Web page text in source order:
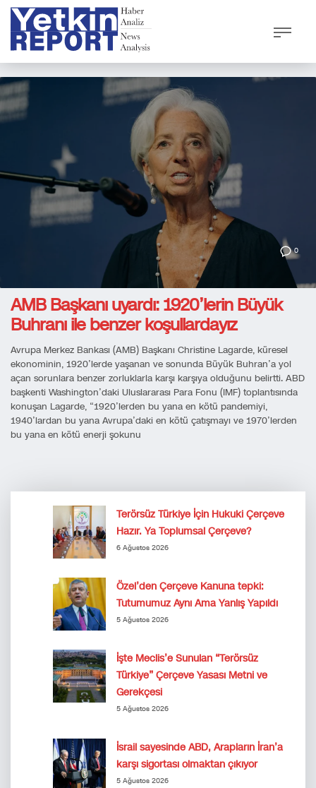
0
AMB Başkanı uyardı: 1920’lerin Büyük
Buhranı ile benzer koşullardayız
Avrupa Merkez Bankası (AMB) Başkanı Christine Lagarde, küresel
ekonominin, 1920’lerde yaşanan ve sonunda Büyük Buhran’a yol
açan sorunlara benzer zorluklarla karşı karşıya olduğunu belirtti. ABD
başkenti Washington’daki Uluslararası Para Fonu (IMF) toplantısında
konuşan Lagarde, “1920’lerden bu yana en kötü pandemiyi,
1940’lardan bu yana Avrupa’daki en kötü çatışmayı ve 1970’lerden
bu yana en kötü enerji şokunu
Terörsüz Türkiye İçin Hukuki Çerçeve
Hazır. Ya Toplumsal Çerçeve?
6 Ağustos 2026
Özel’den Çerçeve Kanuna tepki:
Tutumumuz Aynı Ama Yanlış Yapıldı
5 Ağustos 2026
İşte Meclis’e Sunulan “Terörsüz
Türkiye” Çerçeve Yasası Metni ve
Gerekçesi
5 Ağustos 2026
İsrail sayesinde ABD, Arapların İran’a
karşı sigortası olmaktan çıkıyor
5 Ağustos 2026